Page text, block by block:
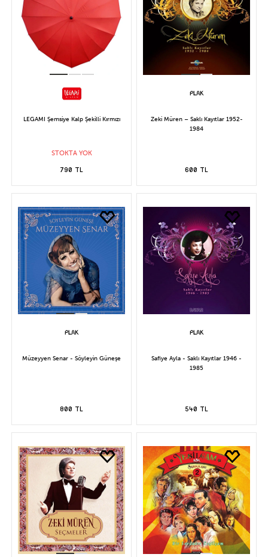
LEGAMI Şemsiye Kalp Şekilli Kırmızı
STOKTA YOK
790 TL
Zeki Müren – Saklı Kayıtlar 1952-
1984
600 TL
Müzeyyen Senar - Söyleyin Güneşe
800 TL
Safiye Ayla - Saklı Kayıtlar 1946 -
1985
540 TL